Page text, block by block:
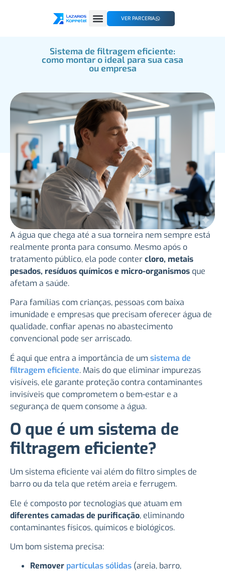
VER PARCERIA
Sistema de filtragem eficiente:
como montar o ideal para sua casa
ou empresa
A água que chega até a sua torneira nem sempre está
realmente pronta para consumo. Mesmo após o
tratamento público, ela pode contercloro, metais
pesados, resíduos químicos e micro-organismos que
afetam a saúde.
Para famílias com crianças, pessoas com baixa
imunidade e empresas que precisam oferecer água de
qualidade, confiar apenas no abastecimento
convencional pode ser arriscado.
É aqui que entra a importância de um sistema de
filtragem eficiente. Mais do que eliminar impurezas
visíveis, ele garante proteção contra contaminantes
invisíveis que comprometem o bem-estar e a
segurança de quem consome a água.
O que é um sistema de
filtragem eficiente?
Um sistema eficiente vai além do filtro simples de
barro ou da tela que retém areia e ferrugem.
Ele é composto por tecnologias que atuam em
diferentes camadas de purificação, eliminando
contaminantes físicos, químicos e biológicos.
Um bom sistema precisa:
Remover partículas sólidas (areia, barro,